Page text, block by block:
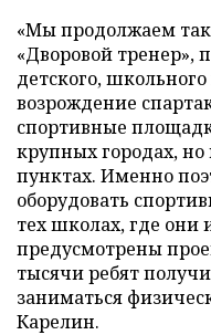
«Мы продолжаем
«Дворовой тренер»,
детского,
возрождение
спортивные
крупных городах,
пунктах. Именно
оборудовать
тех школах, где они
предусмотрены
тысячи ребят
заниматься
Карелин.